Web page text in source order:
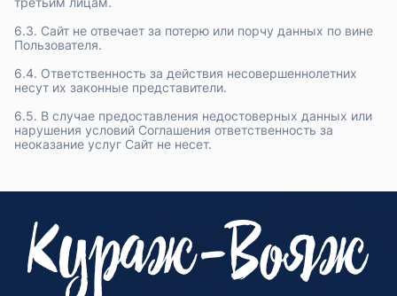
6.3. Сайт не отвечает за потерю или порчу данных по вине
Пользователя.
6.4. Ответственность за действия несовершеннолетних
несут их законные представители.
6.5. В случае предоставления недостоверных данных или
нарушения условий Соглашения ответственность за
неоказание услуг Сайт не несет.